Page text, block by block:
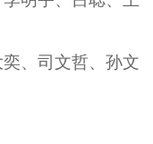
、司文哲、孙文